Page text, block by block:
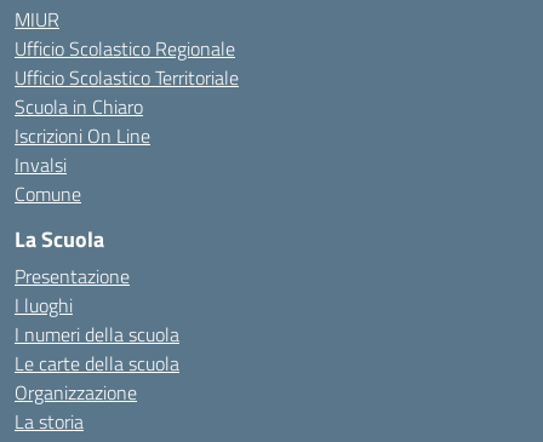
MIUR
Ufficio Scolastico Regionale
Ufficio Scolastico Territoriale
Scuola in Chiaro
Iscrizioni On Line
Invalsi
Comune
La Scuola
Presentazione
I luoghi
I numeri della scuola
Le carte della scuola
Organizzazione
La storia